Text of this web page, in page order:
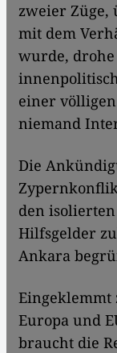
zweier Züge,
mit dem
wurde,
einer
niemand
Die
den
Hilfsgelder
Ankara
Eingeklemmt
Europa und
braucht die